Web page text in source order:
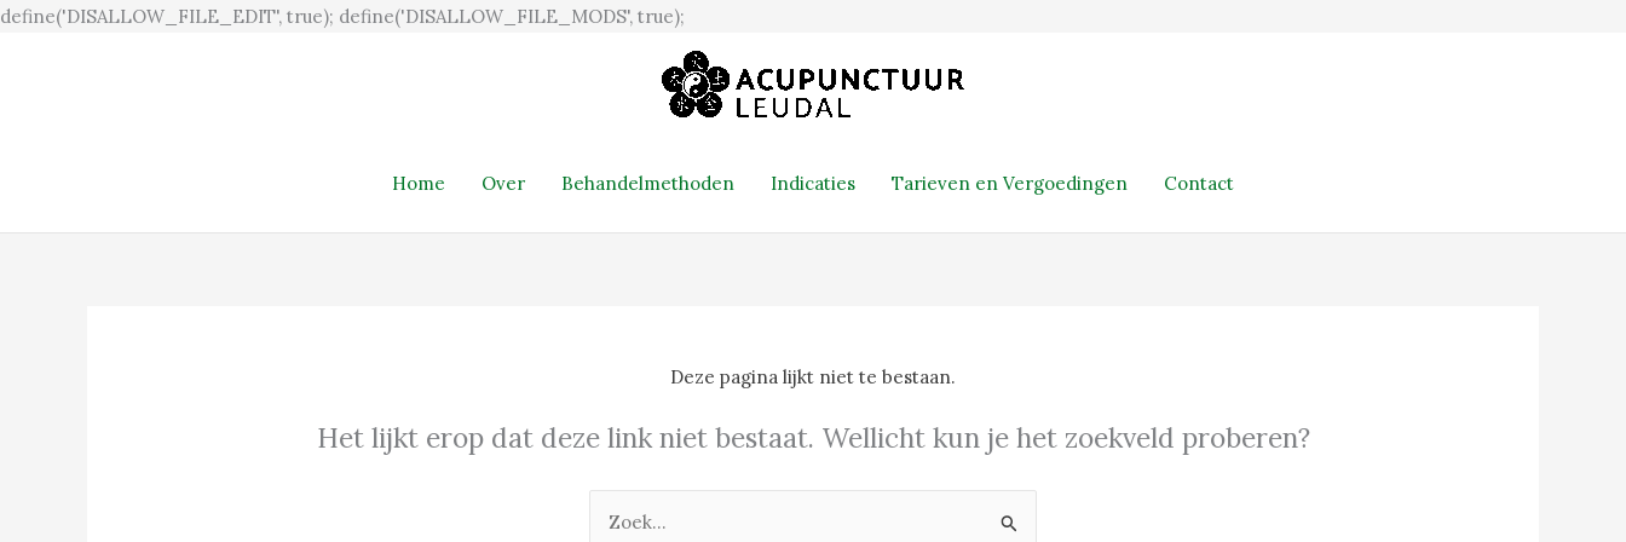
define('DISALLOW_FILE_EDIT', true); define('DISALLOW_FILE_MODS', true);
naar
de
inhoud
Home Over Behandelmethoden Indicaties Tarieven en Vergoedingen Contact
Deze pagina lijkt niet te bestaan.
Het lijkt erop dat deze link niet bestaat. Wellicht kun je het zoekveld proberen?
Zoek